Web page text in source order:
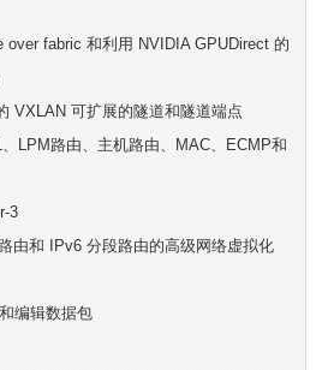
over fabric 和利用 NVIDIA GPUDirect 的
VXLAN 可扩展的隧道和隧道端点
LPM路由、主机路由、MAC、ECMP和
3
由和 IPv6 分段路由的高级网络虚拟化
编辑数据包